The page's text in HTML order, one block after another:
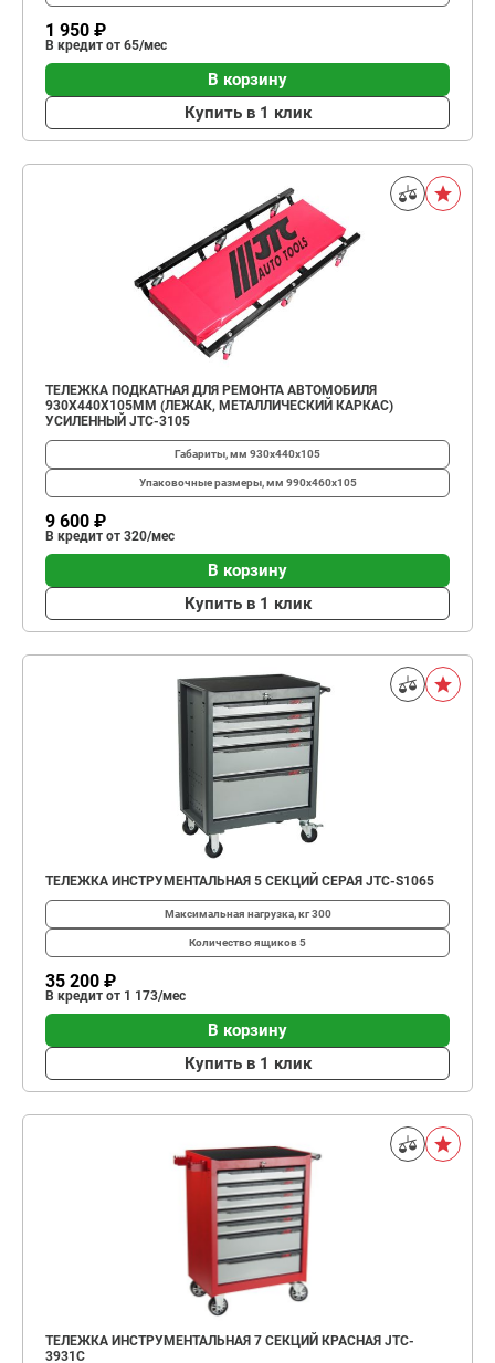
1 950 ₽
В кредит от 65/мес
В корзину
Купить в 1 клик
ТЕЛЕЖКА ПОДКАТНАЯ ДЛЯ РЕМОНТА АВТОМОБИЛЯ
930X440X105ММ (ЛЕЖАК, МЕТАЛЛИЧЕСКИЙ КАРКАС)
УСИЛЕННЫЙ JTC-3105
Габариты, мм 930x440x105
Упаковочные размеры, мм 990х460х105
9 600 ₽
В кредит от 320/мес
В корзину
Купить в 1 клик
ТЕЛЕЖКА ИНСТРУМЕНТАЛЬНАЯ 5 СЕКЦИЙ СЕРАЯ JTC-S1065
Максимальная нагрузка, кг300
Количество ящиков5
35 200 ₽
В кредит от 1 173/мес
В корзину
Купить в 1 клик
ТЕЛЕЖКА ИНСТРУМЕНТАЛЬНАЯ 7 СЕКЦИЙ КРАСНАЯ JTC-
3931C